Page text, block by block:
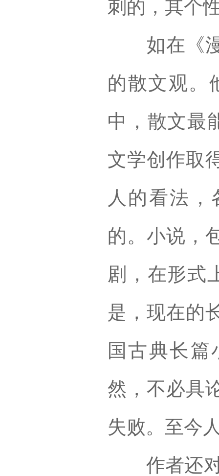
刺的，其个
如在《漫
的散文观。
中，散文最
文学创作取
人的看法
的。小说，
剧，在形式
是，现在的
国古典长
然，不必具
失败。至今
作者还对